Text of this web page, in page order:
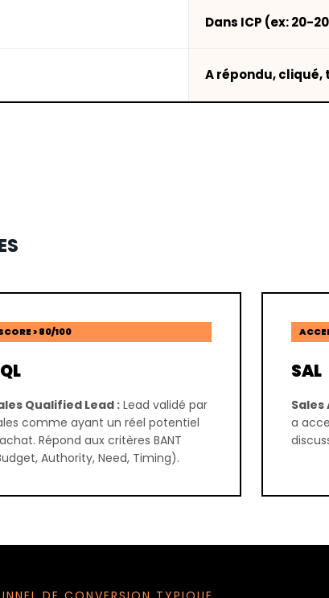
Dans ICP (ex: 20-
A répondu, cliqué,
> 80/100
Qualified Lead :Lead validé par
comme ayant un réel potentiel
Répond aux critères BANT
Authority, Need, Timing).
SAL
Sales
a